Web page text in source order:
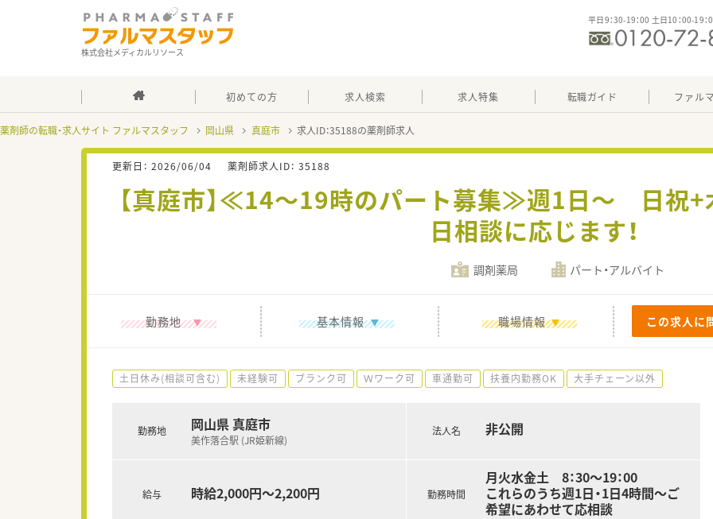
株式会社メディカルリソース
平日9：30-19：00 土日10：00-19：
初めての方 求人検索 求人特集 転職ガイド ファル
薬剤師の転職・求人サイト ファルマスタッフ 岡山県 真庭市 求人ID：35188の薬剤師求人
更新日： 2026/06/04 薬剤師求人ID： 35188
【真庭市】≪14～19時のパート募集≫週1日～ 日祝
日相談に応じます！
調剤薬局 パート・アルバイト
勤務地 基本情報 職場情報 この求人に
土日休み(相談可含む) 未経験可 ブランク可 Ｗワーク可 車通勤可 扶養内勤務OK 大手チェーン以外
勤務地 岡山県 真庭市
美作落合駅 (JR姫新線)
給与 時給2,000円～2,200円
法人名 非公開
勤務時間
月火水金土 8：30～19：00
これらのうち週1日・1日4時間～ご
希望にあわせて応相談